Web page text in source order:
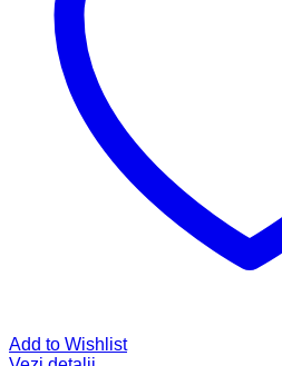
Add to Wishlist